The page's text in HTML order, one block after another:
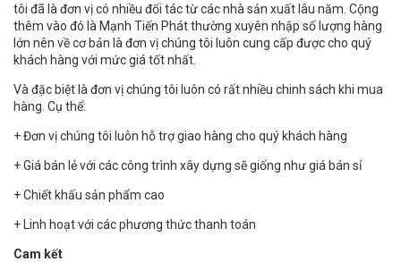
tôi đã là đơn vị có nhiều đối tác từ các nhà sản xuất lâu năm. Cộng
thêm vào đó là Mạnh Tiến Phát thường xuyên nhập số lượng hàng
lớn nên về cơ bản là đơn vị chúng tôi luôn cung cấp được cho quý
khách hàng với mức giá tốt nhất.
Và đặc biệt là đơn vị chúng tôi luôn có rất nhiều chinh sách khi mua
hàng. Cụ thể:
+ Đơn vị chúng tôi luôn hỗ trợ giao hàng cho quý khách hàng
+ Giá bán lẻ với các công trình xây dựng sẽ giống như giá bán sỉ
+ Chiết khấu sản phẩm cao
+ Linh hoạt với các phương thức thanh toán
Cam kết